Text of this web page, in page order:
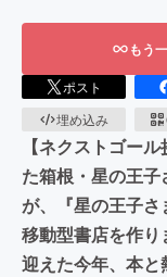
もう
ポスト
埋め込み
【ネクストゴー
た箱根・星の王
が、『星の王子
移動型書店を作
迎えた今年、本